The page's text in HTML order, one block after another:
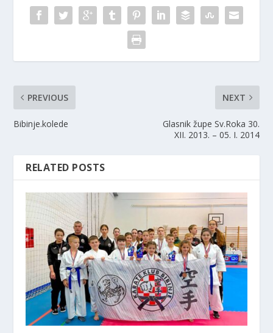
PREVIOUS
Bibinje.kolede
NEXT
Glasnik župe Sv.Roka 30.
XII. 2013. – 05. I. 2014
RELATED POSTS